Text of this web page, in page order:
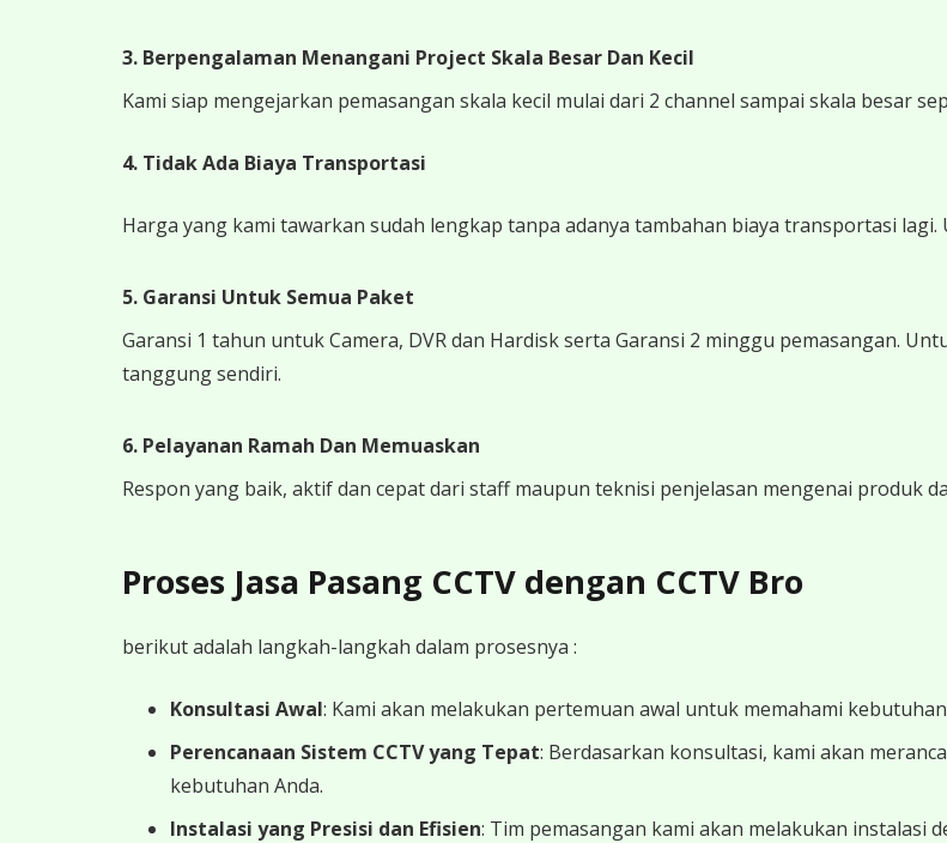
3. Berpengalaman Menangani Project Skala Besar Dan Kecil
Kami siap mengejarkan pemasangan skala kecil mulai dari 2 channel sampai skala besar
4. Tidak Ada Biaya Transportasi
Harga yang kami tawarkan sudah lengkap tanpa adanya tambahan biaya transportasi
5. Garansi Untuk Semua Paket
Garansi 1 tahun untuk Camera, DVR dan Hardisk serta Garansi 2 minggu pemasangan.
tanggung sendiri.
6. Pelayanan Ramah Dan Memuaskan
Respon yang baik, aktif dan cepat dari staff maupun teknisi penjelasan mengenai produk
Proses Jasa Pasang CCTV dengan CCTV Bro
berikut adalah langkah-langkah dalam prosesnya :
Konsultasi Awal: Kami akan melakukan pertemuan awal untuk memahami
Perencanaan Sistem CCTV yang Tepat: Berdasarkan konsultasi, kami akan
kebutuhan Anda.
Instalasi yang Presisi dan Efisien: Tim pemasangan kami akan melakukan instalasi